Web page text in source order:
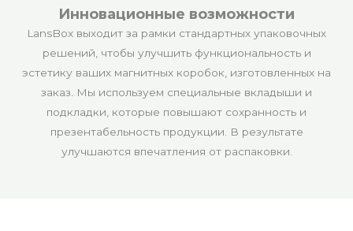
Инновационные возможности
LansBox выходит за рамки стандартных упаковочных
решений, чтобы улучшить функциональность и
эстетику ваших магнитных коробок, изготовленных на
заказ. Мы используем специальные вкладыши и
подкладки, которые повышают сохранность и
презентабельность продукции. В результате
улучшаются впечатления от распаковки.